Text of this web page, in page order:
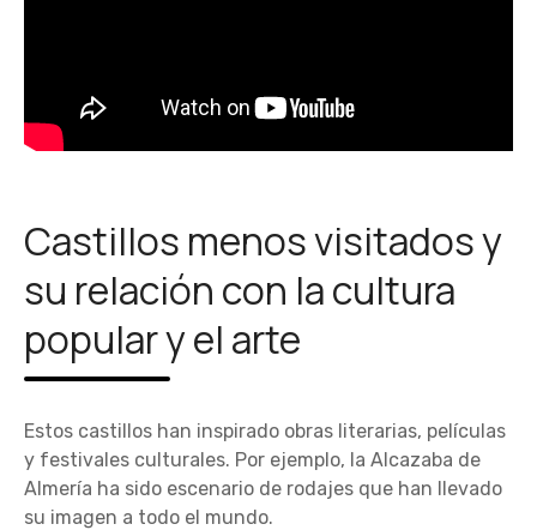
Castillos menos visitados y
su relación con la cultura
popular y el arte
Estos castillos han inspirado obras literarias, películas
y festivales culturales. Por ejemplo, la Alcazaba de
Almería ha sido escenario de rodajes que han llevado
su imagen a todo el mundo.